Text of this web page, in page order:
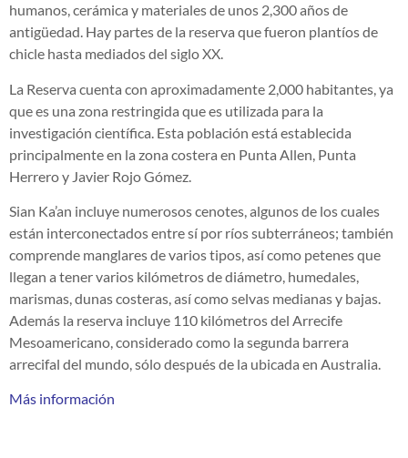
humanos, cerámica y materiales de unos 2,300 años de
antigüedad. Hay partes de la reserva que fueron plantíos de
chicle hasta mediados del siglo XX.
La Reserva cuenta con aproximadamente 2,000 habitantes, ya
que es una zona restringida que es utilizada para la
investigación científica. Esta población está establecida
principalmente en la zona costera en Punta Allen, Punta
Herrero y Javier Rojo Gómez.
Sian Ka’an incluye numerosos cenotes, algunos de los cuales
están interconectados entre sí por ríos subterráneos; también
comprende manglares de varios tipos, así como petenes que
llegan a tener varios kilómetros de diámetro, humedales,
marismas, dunas costeras, así como selvas medianas y bajas.
Además la reserva incluye 110 kilómetros del Arrecife
Mesoamericano, considerado como la segunda barrera
arrecifal del mundo, sólo después de la ubicada en Australia.
Más información